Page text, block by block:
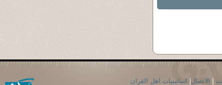
الاتصال اساسيات اهل القران